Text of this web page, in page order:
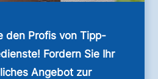
den Profis von Tipp-
Fordern Sie Ihr
Angebot zur